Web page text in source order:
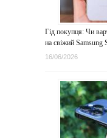
Гід покупця: Чи
на свіжий Samsung
16/06/2026